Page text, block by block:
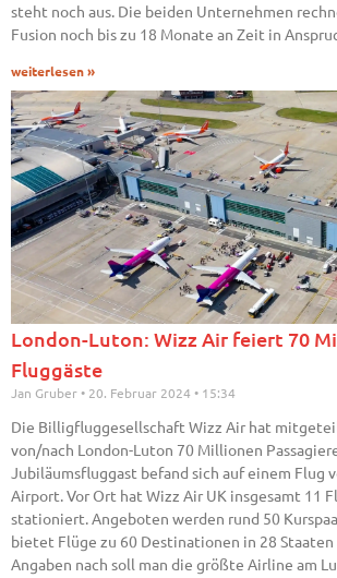
steht noch aus. Die beiden Unternehmen
Fusion noch bis zu 18 Monate an Zeit in
weiterlesen »
London-Luton: Wizz Air feiert 70
Fluggäste
Jan Gruber 20. Februar 2024 15:34
Die Billigfluggesellschaft Wizz Air hat
von/nach London-Luton 70 Millionen
Jubiläumsfluggast befand sich auf einem Flug
Airport. Vor Ort hat Wizz Air UK insgesamt 11
stationiert. Angeboten werden rund 50
bietet Flüge zu 60 Destinationen in 28 Staaten
Angaben nach soll man die größte Airline am